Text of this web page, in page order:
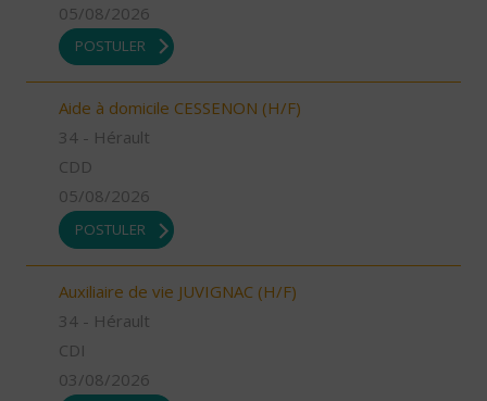
05/08/2026
POSTULER
Aide à domicile CESSENON (H/F)
34 - Hérault
CDD
05/08/2026
POSTULER
Auxiliaire de vie JUVIGNAC (H/F)
34 - Hérault
CDI
03/08/2026